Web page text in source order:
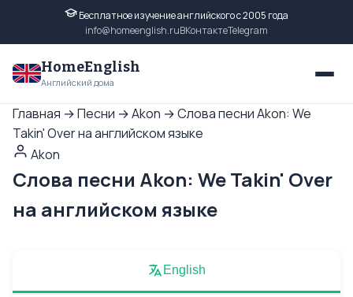
Бесплатное изучение английского с 2005 года
info@homeenglish.ruВКонтактеTelegram
HomeEnglish
Английский дома
Главная →Песни →Akon →Слова песни Akon: We
Takin' Over на английском языке
Akon
Слова песни Akon: We Takin' Over
на английском языке
English